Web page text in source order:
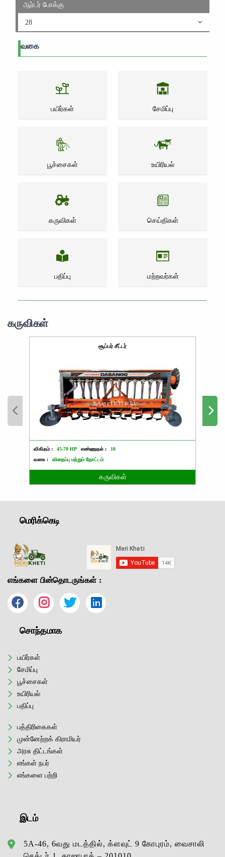
ஆர்டர் போக்கு
28
வகை
பயிர்கள் சேமிப்பு
பூச்சைகள் உயிரியல்
கருவிகள் செய்திகள்
பதிப்பு மற்றவர்கள்
கருவிகள்
சூப்பர் சீட்டர்
விகிதம் : 45-70 HP எண்ணுதல் :
10
வகை :
விதைப்பு மற்றும் தோட்டம்
கருவிகள்
மெரிக்கெடி
எங்களை பின்தொடருங்கள் :
சொந்தமாக
பயிர்கள்
சேமிப்பு
பூச்சைகள்
உயிரியல்
பதிப்பு
பத்திரிகைகள்
முன்னேற்றக் கிராமியர்
அரசு திட்டங்கள்
எங்கள் நபர்
எங்களை பற்றி
இடம்
5A-46, 6வது மடத்தில், க்ளவுட் 9 கோபுரம், வைசாலி